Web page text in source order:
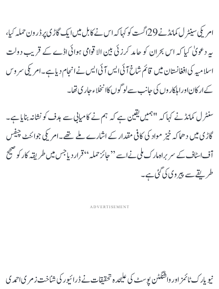
امریکی سینٹرل کمانڈ نے 29 اگست کو کہا کہ اس نے کابل میں ایک گاڑی پر ڈرون حملہ کیا،
یہ دعویٰ کیا کہ اس بحران کو حامد کرزئی بین الاقوامی ہوائی اڈے کے قریب دولت
اسلامیہ کی افغانستان میں قائم شاخ آئی ایس آئی ایس نے انجام دیا ہے۔ امریکی سروس
کے ارکان اور اہلکاروں کی جانب سے لوگوں کا انخلاء جاری تھا۔
سنٹرل کمانڈ نے کہا کہ "ہمیں یقین ہے کہ ہم نے کامیابی سے ہدف کو نشانہ بنایا ہے۔
گاڑی میں دھماکہ خیز مواد کی کافی مقدار کے اشارے ملے تھے۔ امریکی جوائنٹ چیفس
آف اسٹاف کے سربراہ مارک ملی نے اسے ’’ جائز حملہ ‘‘ قرار دیا جس میں طریقہ کار کو صحیح
طریقے سے پیروی کی گئی ہے۔
ADVERTISEMENT
نیو یارک ٹائمز اور واشنگٹن پوسٹ کی علیحدہ تحقیقات نے ڈرائیور کی شناخت زمری احمدی